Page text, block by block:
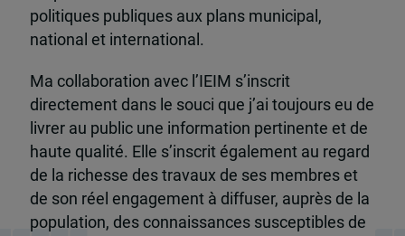
politiques publiques aux plans municipal,
national et international.
Ma collaboration avec l’IEIM s’inscrit
directement dans le souci que j’ai toujours eu de
livrer au public une information pertinente et de
haute qualité. Elle s’inscrit également au regard
de la richesse des travaux de ses membres et
de son réel engagement à diffuser, auprès de la
population, des connaissances susceptibles de